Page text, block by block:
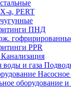
a, PERT
ПНД
PPR
Канализация
Насосное